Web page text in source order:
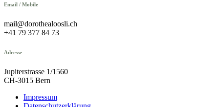
Email / Mobile
mail@dorothealoosli.ch
+41 79 377 84 73
Adresse
Jupiterstrasse 1/1560
CH-3015 Bern
Impressum